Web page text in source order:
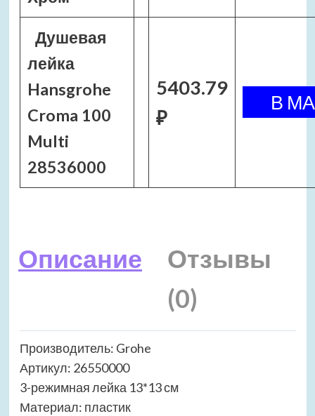
Душевая
лейка
Hansgrohe
Croma 100
Multi
28536000
5403.79
₽
Описание
Отзывы
(0)
Производитель: Grohe
Артикул: 26550000
3-режимная лейка 13*13 см
Материал: пластик